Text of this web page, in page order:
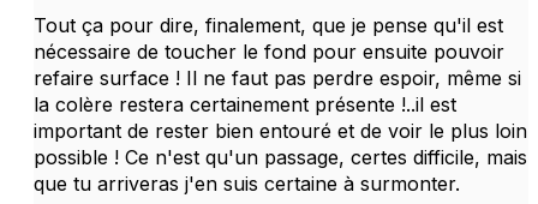
Tout ça pour dire, finalement, que je pense qu'il est
nécessaire de toucher le fond pour ensuite pouvoir
refaire surface ! Il ne faut pas perdre espoir, même si
la colère restera certainement présente !..il est
important de rester bien entouré et de voir le plus loin
possible ! Ce n'est qu'un passage, certes difficile, mais
que tu arriveras j'en suis certaine à surmonter.